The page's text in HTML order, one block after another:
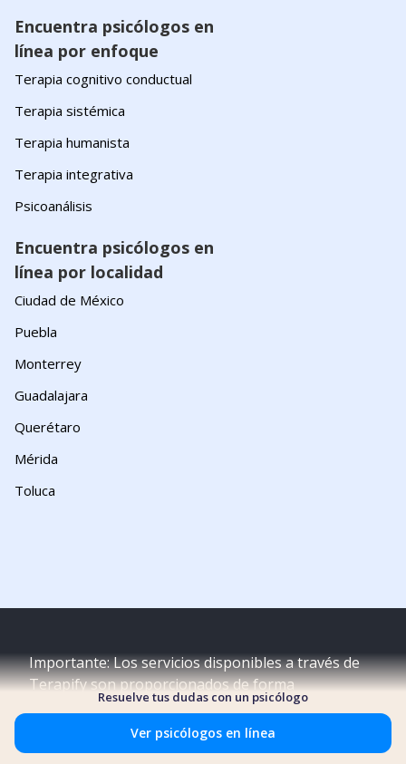
Resuelve tus dudas con un psicólogo
Ver psicólogos en línea
Encuentra psicólogos en
línea por enfoque
Terapia cognitivo conductual
Terapia sistémica
Terapia humanista
Terapia integrativa
Psicoanálisis
Encuentra psicólogos en
línea por localidad
Ciudad de México
Puebla
Monterrey
Guadalajara
Querétaro
Mérida
Toluca
Importante: Los servicios disponibles a través de
Terapify son proporcionados de forma
independiente por profesionales en salud mental
certificados. Terapify no proporciona ningún
servicio de salud mental u otros de atención